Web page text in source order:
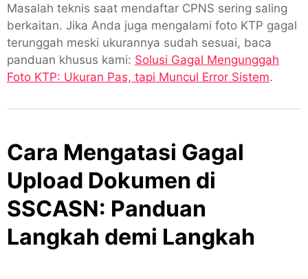
Masalah teknis saat mendaftar CPNS sering saling
berkaitan. Jika Anda juga mengalami foto KTP gagal
terunggah meski ukurannya sudah sesuai, baca
panduan khusus kami: Solusi Gagal Mengunggah
Foto KTP: Ukuran Pas, tapi Muncul Error Sistem.
Cara Mengatasi Gagal
Upload Dokumen di
SSCASN: Panduan
Langkah demi Langkah